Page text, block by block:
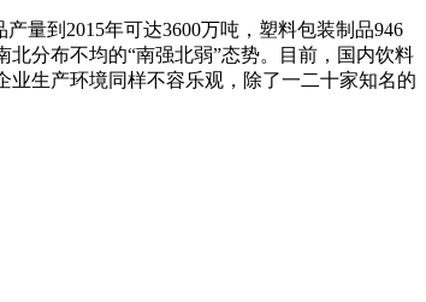
量到2015年可达3600万吨，塑料包装制品946
分布不均的“南强北弱”态势。目前，国内饮料
生产环境同样不容乐观，除了一二十家知名的